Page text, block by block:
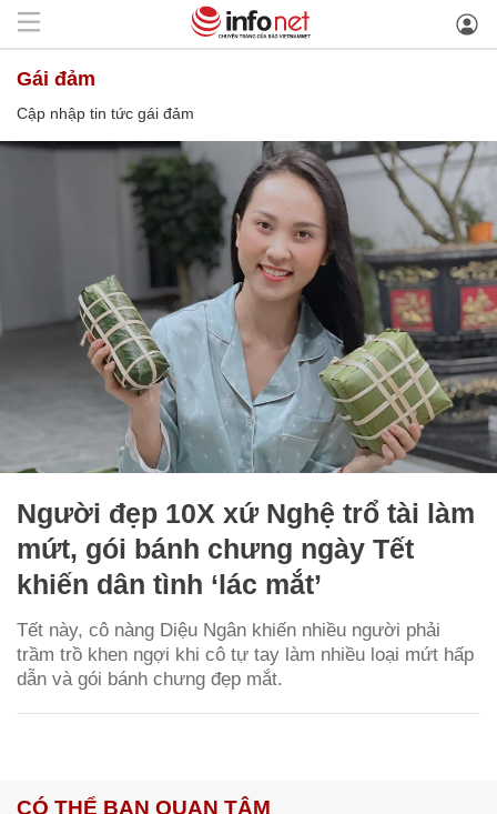
gái đảm
Cập nhập tin tức gái đảm
Người đẹp 10X xứ Nghệ trổ tài làm
mứt, gói bánh chưng ngày Tết
khiến dân tình ‘lác mắt’
Tết này, cô nàng Diệu Ngân khiến nhiều người phải
trầm trồ khen ngợi khi cô tự tay làm nhiều loại mứt hấp
dẫn và gói bánh chưng đẹp mắt.
CÓ THỂ BẠN QUAN TÂM